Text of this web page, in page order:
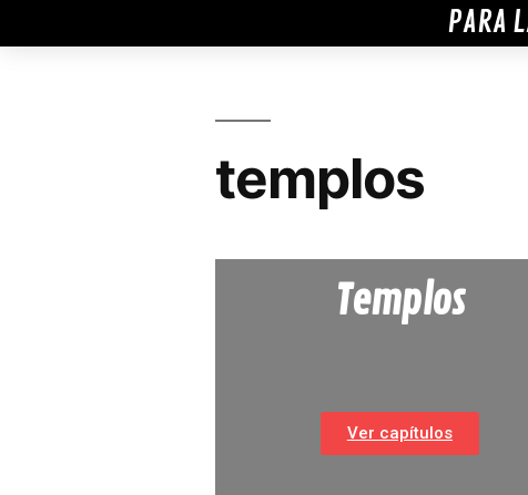
PARA
templos
Templos
Ver capítulos